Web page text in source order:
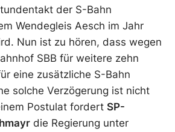
der S-Bahn
Wendegleis Aesch im Jahr
Nun ist zu hören, dass wegen
SBB für weitere zehn
eine zusätzliche S-Bahn
solche Verzögerung ist nicht
Postulat fordert SP-
die Regierung unter